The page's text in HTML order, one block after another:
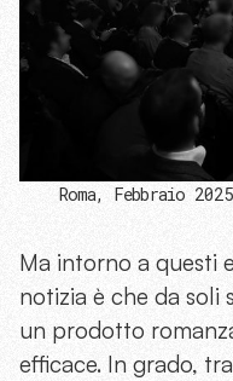
Roma, Febbraio
Ma intorno a questi
notizia è che da soli
un prodotto
efficace. In grado,